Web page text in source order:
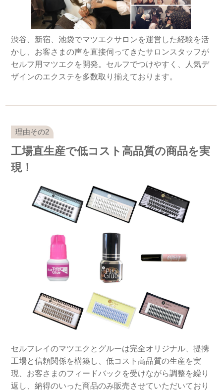
渋谷、新宿、池袋でマツエクサロンを運営した経験を活
かし、お客さまの声を直接伺ってきたサロンスタッフが
セルフ用マツエクを開発。セルフでつけやすく、人気デ
ザインのエクステを多数取り揃えております。
工場直生産で低コスト高品質の商品を実
現！
セルフレイのマツエクとグルーは完全オリジナル、提携
工場と信頼関係を構築し、低コスト高品質の生産を実
現、お客さまのフィードバックを受けながら調整を繰り
返し、納得のいった商品のみ販売させていただいており